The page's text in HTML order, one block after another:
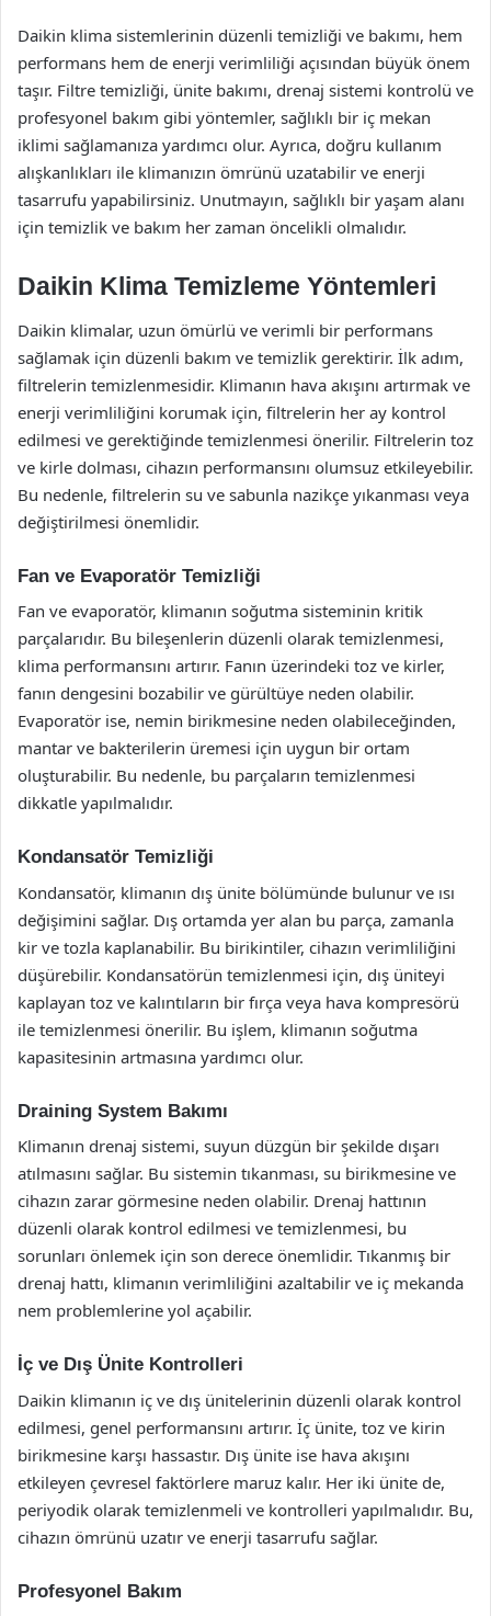
Daikin klima sistemlerinin düzenli temizliği ve bakımı, hem
performans hem de enerji verimliliği açısından büyük önem
taşır. Filtre temizliği, ünite bakımı, drenaj sistemi kontrolü ve
profesyonel bakım gibi yöntemler, sağlıklı bir iç mekan
iklimi sağlamanıza yardımcı olur. Ayrıca, doğru kullanım
alışkanlıkları ile klimanızın ömrünü uzatabilir ve enerji
tasarrufu yapabilirsiniz. Unutmayın, sağlıklı bir yaşam alanı
için temizlik ve bakım her zaman öncelikli olmalıdır.
Daikin Klima Temizleme Yöntemleri
Daikin klimalar, uzun ömürlü ve verimli bir performans
sağlamak için düzenli bakım ve temizlik gerektirir. İlk adım,
filtrelerin temizlenmesidir. Klimanın hava akışını artırmak ve
enerji verimliliğini korumak için, filtrelerin her ay kontrol
edilmesi ve gerektiğinde temizlenmesi önerilir. Filtrelerin toz
ve kirle dolması, cihazın performansını olumsuz etkileyebilir.
Bu nedenle, filtrelerin su ve sabunla nazikçe yıkanması veya
değiştirilmesi önemlidir.
Fan ve Evaporatör Temizliği
Fan ve evaporatör, klimanın soğutma sisteminin kritik
parçalarıdır. Bu bileşenlerin düzenli olarak temizlenmesi,
klima performansını artırır. Fanın üzerindeki toz ve kirler,
fanın dengesini bozabilir ve gürültüye neden olabilir.
Evaporatör ise, nemin birikmesine neden olabileceğinden,
mantar ve bakterilerin üremesi için uygun bir ortam
oluşturabilir. Bu nedenle, bu parçaların temizlenmesi
dikkatle yapılmalıdır.
Kondansatör Temizliği
Kondansatör, klimanın dış ünite bölümünde bulunur ve ısı
değişimini sağlar. Dış ortamda yer alan bu parça, zamanla
kir ve tozla kaplanabilir. Bu birikintiler, cihazın verimliliğini
düşürebilir. Kondansatörün temizlenmesi için, dış üniteyi
kaplayan toz ve kalıntıların bir fırça veya hava kompresörü
ile temizlenmesi önerilir. Bu işlem, klimanın soğutma
kapasitesinin artmasına yardımcı olur.
Draining System Bakımı
Klimanın drenaj sistemi, suyun düzgün bir şekilde dışarı
atılmasını sağlar. Bu sistemin tıkanması, su birikmesine ve
cihazın zarar görmesine neden olabilir. Drenaj hattının
düzenli olarak kontrol edilmesi ve temizlenmesi, bu
sorunları önlemek için son derece önemlidir. Tıkanmış bir
drenaj hattı, klimanın verimliliğini azaltabilir ve iç mekanda
nem problemlerine yol açabilir.
İç ve Dış Ünite Kontrolleri
Daikin klimanın iç ve dış ünitelerinin düzenli olarak kontrol
edilmesi, genel performansını artırır. İç ünite, toz ve kirin
birikmesine karşı hassastır. Dış ünite ise hava akışını
etkileyen çevresel faktörlere maruz kalır. Her iki ünite de,
periyodik olarak temizlenmeli ve kontrolleri yapılmalıdır. Bu,
cihazın ömrünü uzatır ve enerji tasarrufu sağlar.
Profesyonel Bakım